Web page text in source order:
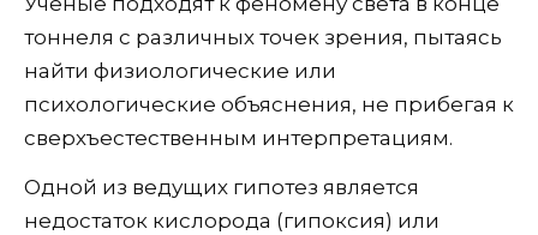
тоннеля с различных точек зрения, пытаясь
найти физиологические или
психологические объяснения, не прибегая к
сверхъестественным интерпретациям.
Одной из ведущих гипотез является
недостаток кислорода (гипоксия) или